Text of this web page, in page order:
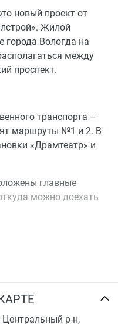
новый проект от
Жилой
города Вологда на
между
проспект.
транспорта –
маршруты №1 и 2. В
«Драмтеатр» и
главные
можно доехать
Конева;
на мост 800-летия
Центральный р-н,